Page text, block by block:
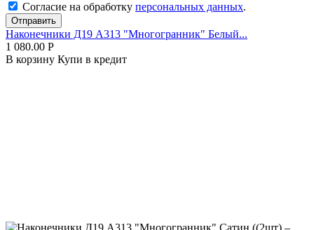
Согласие на обработку персональных данных.
Отправить
Наконечники Д19 А313 "Многогранник" Белый...
1 080.00 Р
В корзину Купи в кредит